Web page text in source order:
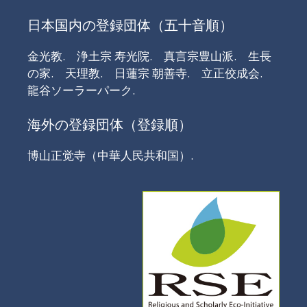
日本国内の登録団体（五十音順）
金光教. 浄土宗 寿光院. 真言宗豊山派.
生長
の家.
天理教. 日蓮宗 朝善寺. 立正佼成会.
龍谷ソーラーパーク.
海外の登録団体（登録順）
博山正觉寺（中華人民共和国）.